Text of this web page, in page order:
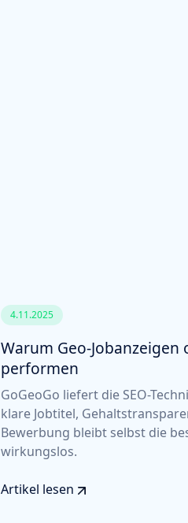
4.11.2025
Warum Geo-Jobanzeigen
performen
GoGeoGo liefert die SEO-
klare Jobtitel,
Bewerbung bleibt selbst die
wirkungslos.
Artikel lesen